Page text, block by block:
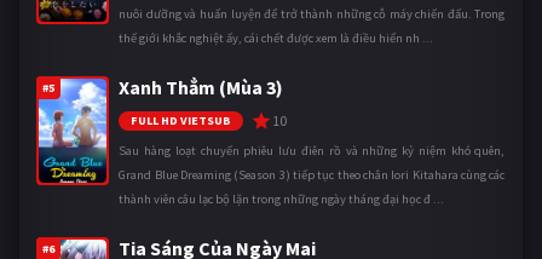
nuôi dưỡng và huấn luyện để trở thành những cỗ máy chiến đấu. Trong
thế giới khắc nghiệt ấy, cái chết được xem là điều hiển nh ...
#5 Xanh Thẳm (Mùa 3)
FULL HD VIETSUB 10
Sau hàng loạt chuyến phiêu lưu điên rồ và những kỷ niệm khó quên,
Grand Blue Dreaming (Season 3) tiếp tục theo chân Iori Kitahara cùng các
thành viên câu lạc bộ lặn trong những ngày tháng đại học đ ...
#6 Tia Sáng Của Ngày Mai